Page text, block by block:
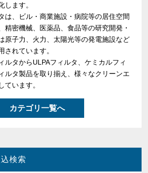
します。
は、ビル・商業施設・病院等の居住空間
精密機械、医薬品、食品等の研究開発・
原子力、火力、太陽光等の発電施設など
されています。
ルタからULPAフィルタ、ケミカルフィ
ルタ製品を取り揃え、様々なクリーンエ
ています。
カテゴリ一覧へ
検索